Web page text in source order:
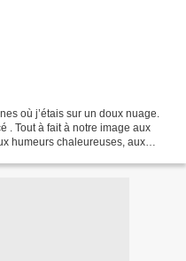
où j’étais sur un doux nuage.
. Tout à fait à notre image aux
humeurs chaleureuses, aux